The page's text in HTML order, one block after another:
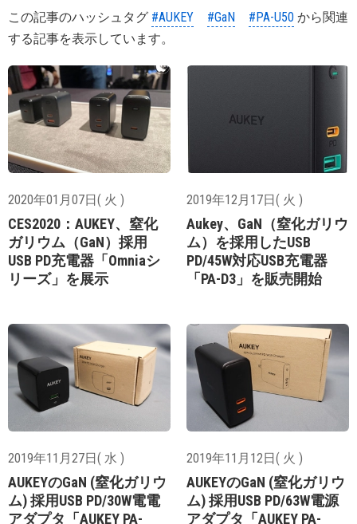
この記事のハッシュタグ #AUKEY #GaN #PA-U50 から関連
する記事を表示しています。
2020年01月07日( 火 )
CES2020：AUKEY、窒化
ガリウム（GaN）採用
USB PD充電器「Omniaシ
リーズ」を展示
2019年12月17日( 火 )
Aukey、GaN（窒化ガリウ
ム）を採用したUSB
PD/45W対応USB充電器
「PA-D3」を販売開始
2019年11月27日( 水 )
AUKEYのGaN (窒化ガリウ
ム) 採用USB PD/30W電電
アダプタ「AUKEY PA-
2019年11月12日( 火 )
AUKEYのGaN (窒化ガリウ
ム) 採用USB PD/63W電源
アダプタ「AUKEY PA-